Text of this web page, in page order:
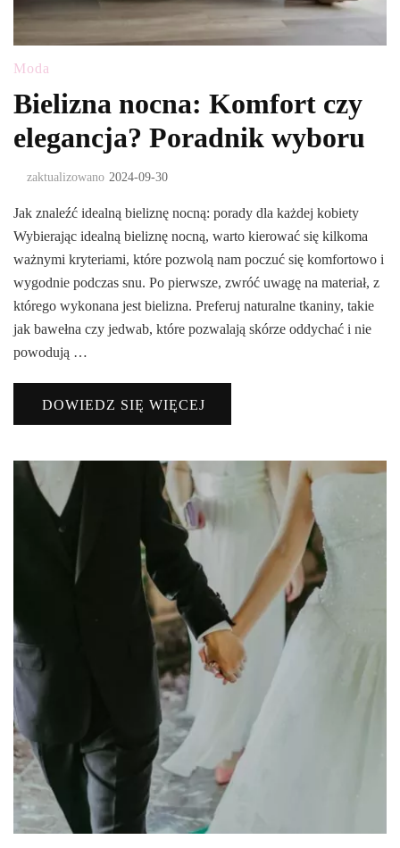
Moda
Bielizna nocna: Komfort czy
elegancja? Poradnik wyboru
zaktualizowano 2024-09-30
Jak znaleźć idealną bieliznę nocną: porady dla każdej kobiety
Wybierając idealną bieliznę nocną, warto kierować się kilkoma
ważnymi kryteriami, które pozwolą nam poczuć się komfortowo i
wygodnie podczas snu. Po pierwsze, zwróć uwagę na materiał, z
którego wykonana jest bielizna. Preferuj naturalne tkaniny, takie
jak bawełna czy jedwab, które pozwalają skórze oddychać i nie
powodują …
DOWIEDZ SIĘ WIĘCEJ